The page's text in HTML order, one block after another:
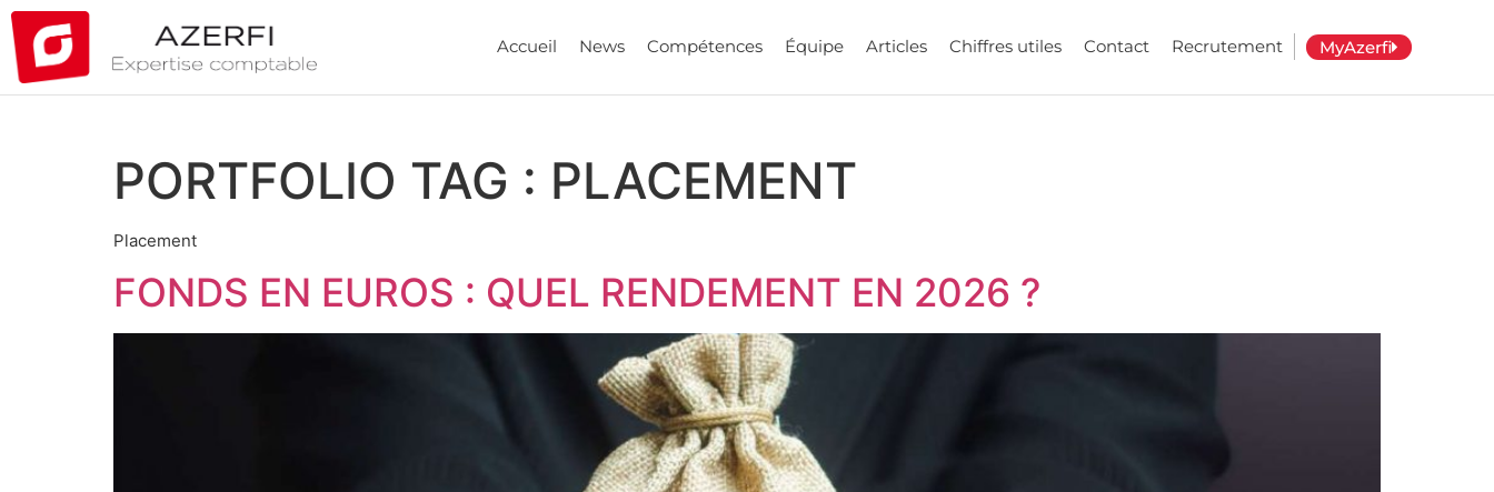
Accueil News Compétences Équipe Articles Chiffres utiles Contact Recrutement MyAzerfi
PORTFOLIO TAG : PLACEMENT
Placement
FONDS EN EUROS : QUEL RENDEMENT EN 2026 ?